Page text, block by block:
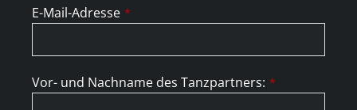
E-Mail-Adresse *
Vor- und Nachname des Tanzpartners: *